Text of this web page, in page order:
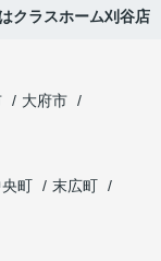
ラスホーム刈谷店
大府市
町
末広町